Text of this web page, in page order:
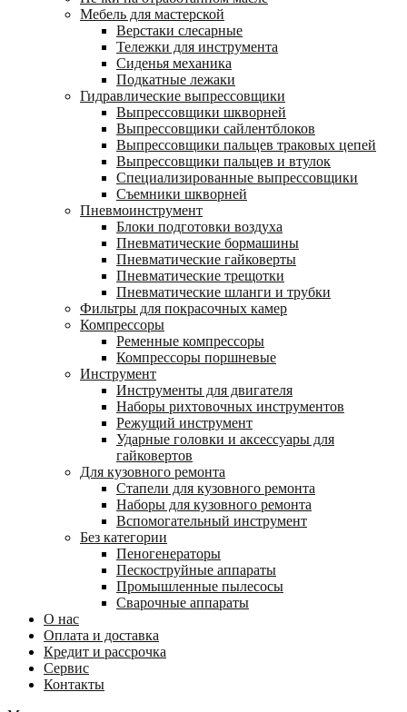
Мебель для мастерской
Верстаки слесарные
Тележки для инструмента
Сиденья механика
Подкатные лежаки
Гидравлические выпрессовщики
Выпрессовщики шкворней
Выпрессовщики сайлентблоков
Выпрессовщики пальцев траковых цепей
Выпрессовщики пальцев и втулок
Специализированные выпрессовщики
Cъемники шкворней
Пневмоинструмент
Блоки подготовки воздуха
Пневматические бормашины
Пневматические гайковерты
Пневматические трещотки
Пневматические шланги и трубки
Фильтры для покрасочных камер
Компрессоры
Ременные компрессоры
Компрессоры поршневые
Инструмент
Инструменты для двигателя
Наборы рихтовочных инструментов
Режущий инструмент
Ударные головки и аксессуары для
гайковертов
Для кузовного ремонта
Стапели для кузовного ремонта
Наборы для кузовного ремонта
Вспомогательный инструмент
Без категории
Пеногенераторы
Пескоструйные аппараты
Промышленные пылесосы
Сварочные аппараты
О нас
Оплата и доставка
Кредит и рассрочка
Сервис
Контакты